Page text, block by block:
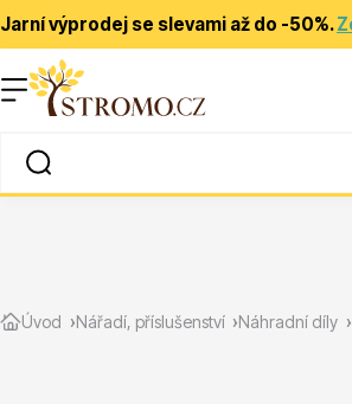
Jarní výprodej se slevami až do -50%.
Rady a tipy
Úvod Nářadí, příslušenství Náhradní díly